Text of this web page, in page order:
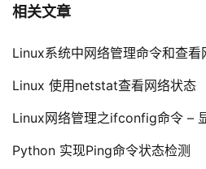
相关文章
Linux系统中网络管理命令和查看
Linux 使用netstat查看网络状态
Linux网络管理之ifconfig命令 –
Python 实现Ping命令状态检测